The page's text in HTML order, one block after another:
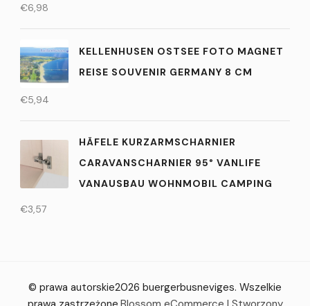
€6,98
KELLENHUSEN OSTSEE FOTO MAGNET
REISE SOUVENIR GERMANY 8 CM
€5,94
HÄFELE KURZARMSCHARNIER
CARAVANSCHARNIER 95° VANLIFE
VANAUSBAU WOHNMOBIL CAMPING
€3,57
© prawa autorskie2026 buergerbusneviges. Wszelkie